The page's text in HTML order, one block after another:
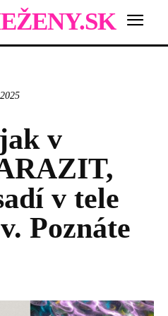
v
v tele
Poznáte